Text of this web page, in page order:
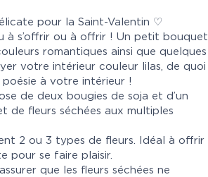
pour la Saint-Valentin ♡
à s’offrir ou à offrir ! Un petit bouquet
romantiques ainsi que quelques
votre intérieur couleur lilas, de quoi
à votre intérieur !
de deux bougies de soja et d’un
de fleurs séchées aux multiples
2 ou 3 types de fleurs.
Idéal à offrir
pour se faire plaisir.
que les fleurs séchées ne